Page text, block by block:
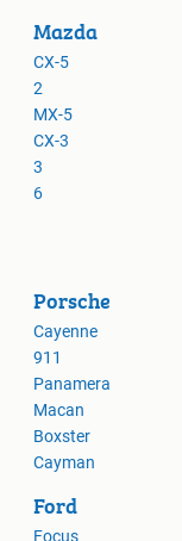
Mazda
CX-5
2
MX-5
CX-3
3
6
Porsche
Cayenne
911
Panamera
Macan
Boxster
Cayman
Ford
Focus